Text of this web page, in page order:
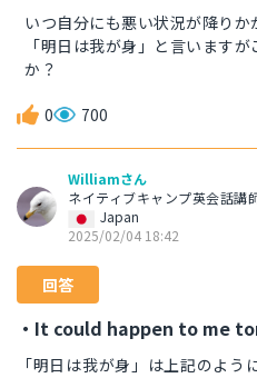
いつ自分にも悪い状況が降り
「明日は我が身」と言います
か？
0 700
Williamさん
ネイティブキャンプ英会話講
Japan
2025/02/04 18:42
回答
・It could happen to me
「明日は我が身」は上記のよう